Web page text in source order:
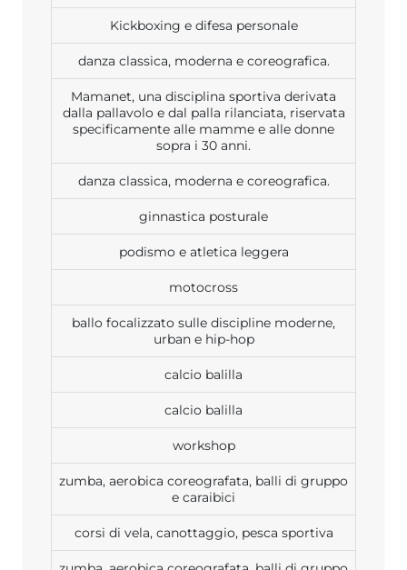
Kickboxing e difesa personale
danza classica, moderna e coreografica.
Mamanet, una disciplina sportiva derivata
dalla pallavolo e dal palla rilanciata, riservata
specificamente alle mamme e alle donne
sopra i 30 anni.
danza classica, moderna e coreografica.
ginnastica posturale
podismo e atletica leggera
motocross
ballo focalizzato sulle discipline moderne,
urban e hip-hop
calcio balilla
calcio balilla
workshop
zumba, aerobica coreografata, balli di gruppo
e caraibici
corsi di vela, canottaggio, pesca sportiva